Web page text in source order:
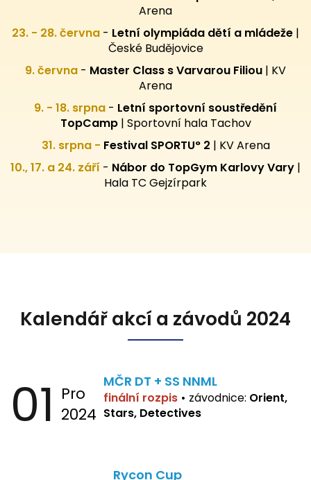
Arena
23. - 28. června - Letní olympiáda dětí a mládeže |
České Budějovice
9. června - Master Class s Varvarou Filiou | KV
Arena
9. - 18. srpna - Letní sportovní soustředění
TopCamp| Sportovní hala Tachov
31. srpna - Festival SPORTU° 2 | KV Arena
10., 17. a 24. září - Nábor do TopGym Karlovy Vary |
Hala TC Gejzírpark
Kalendář akcí a závodů 2024
01 Pro
2024
MČR DT + SS NNML
finální rozpis • závodnice: Orient,
Stars, Detectives
Rycon Cup